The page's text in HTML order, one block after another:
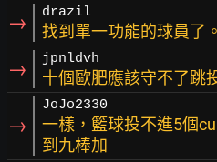
→ drazil
找到單一功能的球員了。
→ jpnldvh
十個歐肥應該守不了跳
→
JoJo2330
一樣，籃球投不進5個
到九棒加